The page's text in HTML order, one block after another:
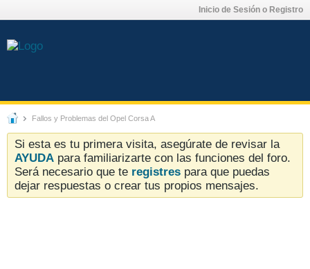
Inicio de Sesión o Registro
Fallos y Problemas del Opel Corsa A
Si esta es tu primera visita, asegúrate de revisar la
AYUDA para familiarizarte con las funciones del foro.
Será necesario que te registres para que puedas
dejar respuestas o crear tus propios mensajes.